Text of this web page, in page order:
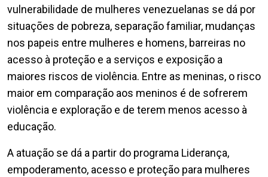
vulnerabilidade de mulheres venezuelanas se dá por
situações de pobreza, separação familiar, mudanças
nos papeis entre mulheres e homens, barreiras no
acesso à proteção e a serviços e exposição a
maiores riscos de violência. Entre as meninas, o risco
maior em comparação aos meninos é de sofrerem
violência e exploração e de terem menos acesso à
educação.
A atuação se dá a partir do programa Liderança,
empoderamento, acesso e proteção para mulheres